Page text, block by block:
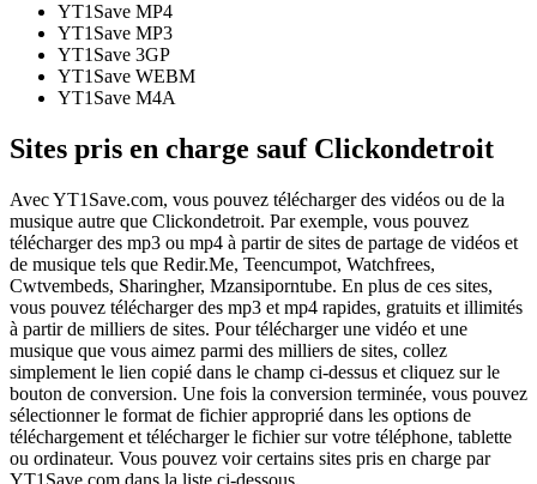
YT1Save MP4
YT1Save MP3
YT1Save 3GP
YT1Save WEBM
YT1Save M4A
Sites pris en charge sauf Clickondetroit
Avec YT1Save.com, vous pouvez télécharger des vidéos ou de la
musique autre que Clickondetroit. Par exemple, vous pouvez
télécharger des mp3 ou mp4 à partir de sites de partage de vidéos et
de musique tels que Redir.Me, Teencumpot, Watchfrees,
Cwtvembeds, Sharingher, Mzansiporntube. En plus de ces sites,
vous pouvez télécharger des mp3 et mp4 rapides, gratuits et illimités
à partir de milliers de sites. Pour télécharger une vidéo et une
musique que vous aimez parmi des milliers de sites, collez
simplement le lien copié dans le champ ci-dessus et cliquez sur le
bouton de conversion. Une fois la conversion terminée, vous pouvez
sélectionner le format de fichier approprié dans les options de
téléchargement et télécharger le fichier sur votre téléphone, tablette
ou ordinateur. Vous pouvez voir certains sites pris en charge par